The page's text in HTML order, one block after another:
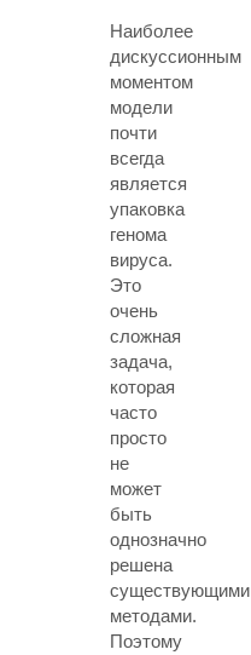
Наиболее
дискуссионным
моментом
модели
почти
всегда
является
упаковка
генома
вируса.
Это
очень
сложная
задача,
которая
часто
просто
не
может
быть
однозначно
решена
существующими
методами.
Поэтому